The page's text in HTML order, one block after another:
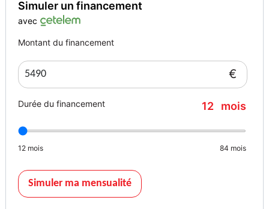
Lyric, fixations_isofix
blanc
Simuler un financement
avec
Montant du financement
€
Durée du financement 12 mois
12 mois 84 mois
Simuler ma mensualité